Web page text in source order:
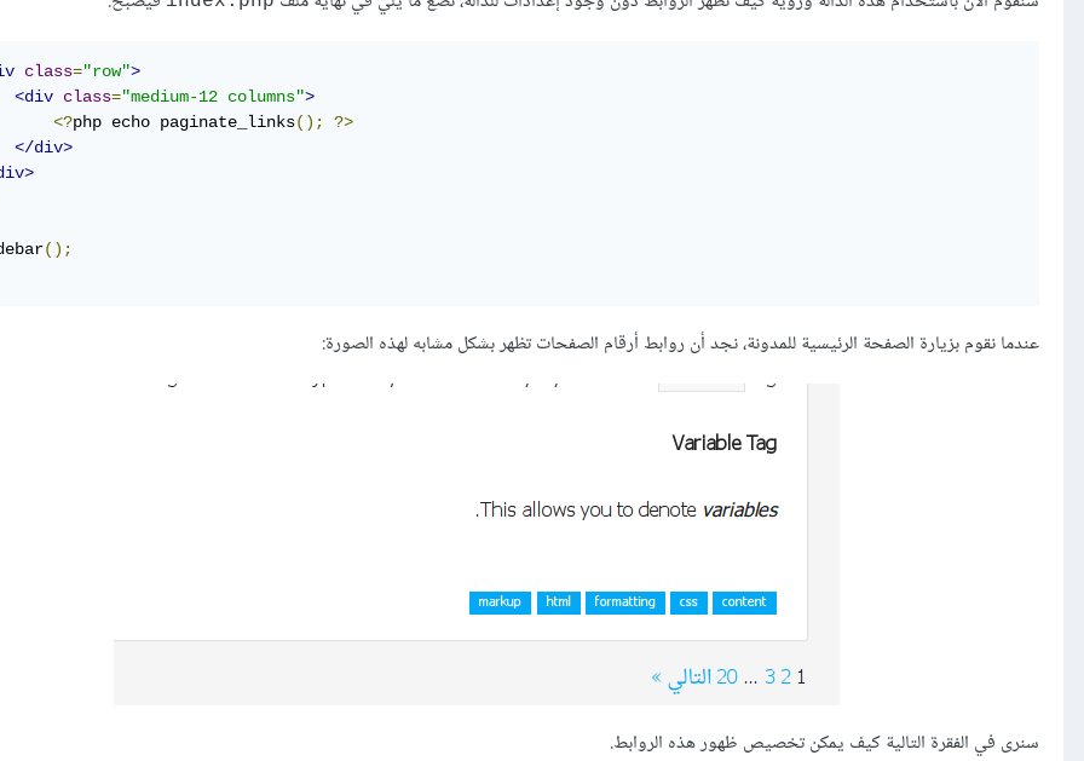
class="row">
<div class="medium-12 columns">
<?php echo paginate_links();
?>
</div>
();
عندما نقوم بزيارة الصفحة الرئيسية للمدونة، نجد أن روابط أرقام الصفحات تظهر بشكل مشابه لهذه الصورة:
سنرى في الفقرة التالية كيف يمكن تخصيص ظهور هذه الروابط.